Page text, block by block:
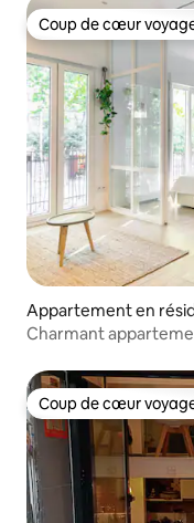
Coup de cœur
Coup de cœur
Appartement en
Charmant
Coup de cœur
Coup de cœur